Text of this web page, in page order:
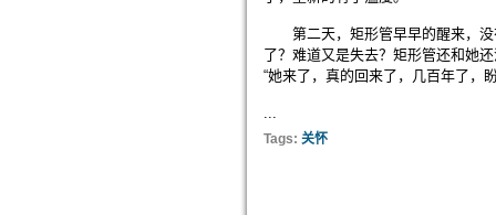
第二天，矩形管早早的醒来，没
了？难道又是失去？矩形管还和她
“她来了，真的回来了，几百年了，
...
Tags: 关怀